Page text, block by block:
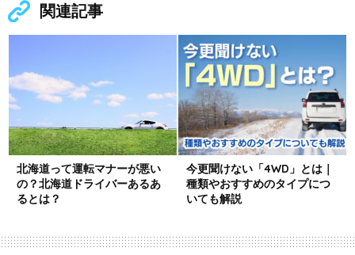
関連記事
北海道って運転マナーが悪い
の？北海道ドライバーあるあ
るとは？
今更聞けない「4WD」とは｜
種類やおすすめのタイプにつ
いても解説